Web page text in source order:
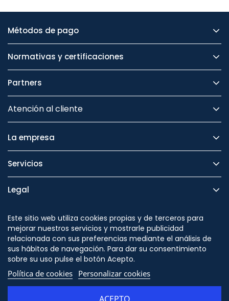
Métodos de pago
Normativas y certificaciones
Partners
Atención al cliente
La empresa
Servicios
Legal
Seguridad
Este sitio web utiliza cookies propias y de terceros para
mejorar nuestros servicios y mostrarle publicidad
relacionada con sus preferencias mediante el análisis de
sus hábitos de navegación. Para dar su consentimiento
sobre su uso pulse el botón Acepto.
Política de cookies Personalizar cookies
Síguenos en